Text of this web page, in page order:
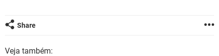
GUIA DE COMPRAS
Share
Veja também: